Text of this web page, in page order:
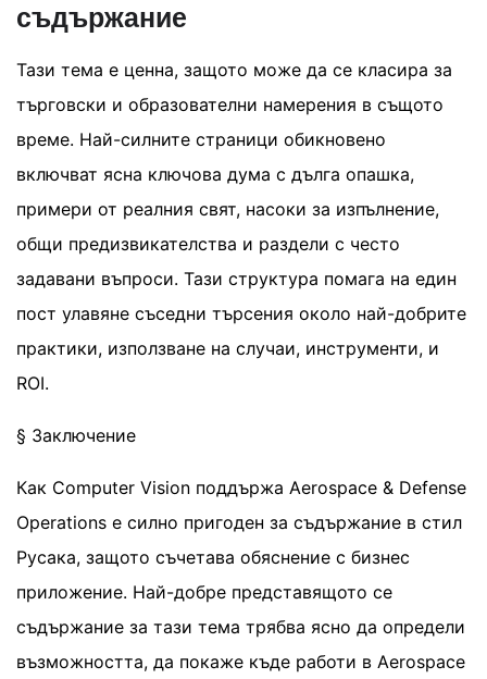
съдържание
Тази тема е ценна, защото може да се класира за
търговски и образователни намерения в същото
време. Най-силните страници обикновено
включват ясна ключова дума с дълга опашка,
примери от реалния свят, насоки за изпълнение,
общи предизвикателства и раздели с често
задавани въпроси. Тази структура помага на един
пост улавяне съседни търсения около най-добрите
практики, използване на случаи, инструменти, и
ROI.
§ Заключение
Как Computer Vision поддържа Aerospace & Defense
Operations е силно пригоден за съдържание в стил
Русака, защото съчетава обяснение с бизнес
приложение. Най-добре представящото се
съдържание за тази тема трябва ясно да определи
възможността, да покаже къде работи в Aerospace